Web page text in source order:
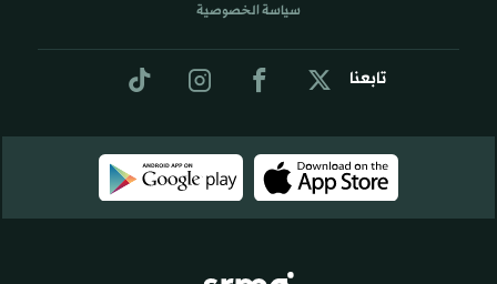
تابعنا
سياسة الخصوصية